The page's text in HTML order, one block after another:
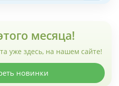
месяца!
уже здесь, на нашем сайте!
новинки